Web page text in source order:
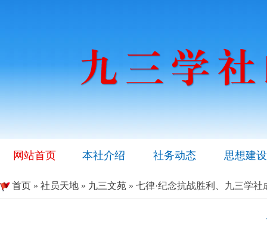
网站首页 本社介绍 社务动态 思想建设
首页 » 社员天地 » 九三文苑 » 七律·纪念抗战胜利、九三学